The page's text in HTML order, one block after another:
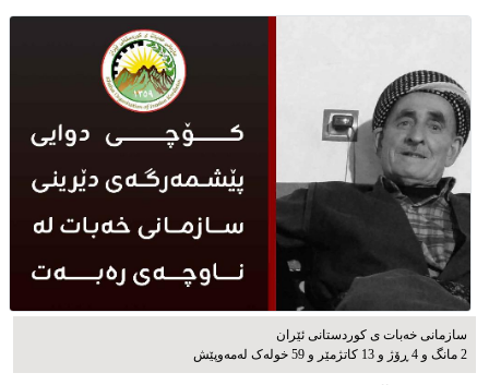
سازمانی خەبات ی كوردستانی ئێران
2 مانگ و 4 ڕۆژ و 13 کاتژمێر و 59 خوله‌ک له‌مه‌وپێش‌